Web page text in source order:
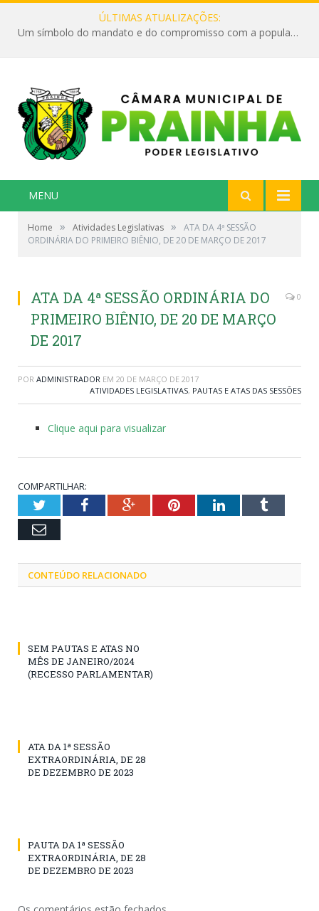
ÚLTIMAS ATUALIZAÇÕES:
Um símbolo do mandato e do compromisso com a população
MENU
Home » Atividades Legislativas »
ATA DA 4ª SESSÃO
ORDINÁRIA DO PRIMEIRO BIÊNIO, DE 20 DE MARÇO DE 2017
ATA DA 4ª SESSÃO ORDINÁRIA DO
PRIMEIRO BIÊNIO, DE 20 DE MARÇO
DE 2017
0
POR ADMINISTRADOR EM 20 DE MARÇO DE 2017
ATIVIDADES LEGISLATIVAS, PAUTAS E ATAS DAS SESSÕES
Clique aqui para visualizar
COMPARTILHAR:
TwitterFacebookGoogle+PinterestLinkedInTumblr
Email
CONTEÚDO RELACIONADO
SEM PAUTAS E ATAS NO
MÊS DE JANEIRO/2024
(RECESSO PARLAMENTAR)
ATA DA 1ª SESSÃO
EXTRAORDINÁRIA, DE 28
DE DEZEMBRO DE 2023
PAUTA DA 1ª SESSÃO
EXTRAORDINÁRIA, DE 28
DE DEZEMBRO DE 2023